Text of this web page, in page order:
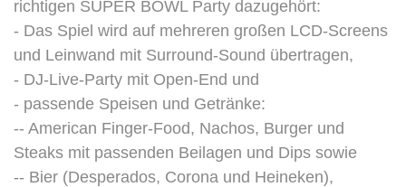
richtigen SUPER BOWL Party dazugehört:
- Das Spiel wird auf mehreren großen LCD-Screens
und Leinwand mit Surround-Sound übertragen,
- DJ-Live-Party mit Open-End und
- passende Speisen und Getränke:
-- American Finger-Food, Nachos, Burger und
Steaks mit passenden Beilagen und Dips sowie
-- Bier (Desperados, Corona und Heineken),